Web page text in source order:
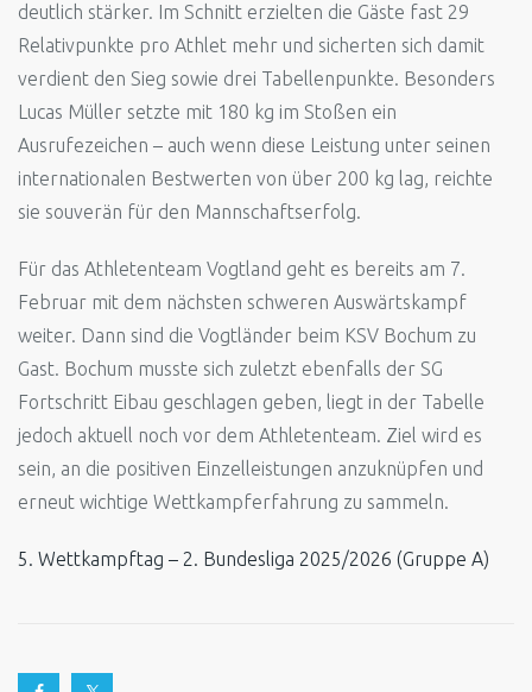
deutlich stärker. Im Schnitt erzielten die Gäste fast 29
Relativpunkte pro Athlet mehr und sicherten sich damit
verdient den Sieg sowie drei Tabellenpunkte. Besonders
Lucas Müller setzte mit 180 kg im Stoßen ein
Ausrufezeichen – auch wenn diese Leistung unter seinen
internationalen Bestwerten von über 200 kg lag, reichte
sie souverän für den Mannschaftserfolg.
Für das Athletenteam Vogtland geht es bereits am 7.
Februar mit dem nächsten schweren Auswärtskampf
weiter. Dann sind die Vogtländer beim KSV Bochum zu
Gast. Bochum musste sich zuletzt ebenfalls der SG
Fortschritt Eibau geschlagen geben, liegt in der Tabelle
jedoch aktuell noch vor dem Athletenteam. Ziel wird es
sein, an die positiven Einzelleistungen anzuknüpfen und
erneut wichtige Wettkampferfahrung zu sammeln.
5. Wettkampftag – 2. Bundesliga 2025/2026 (Gruppe A)